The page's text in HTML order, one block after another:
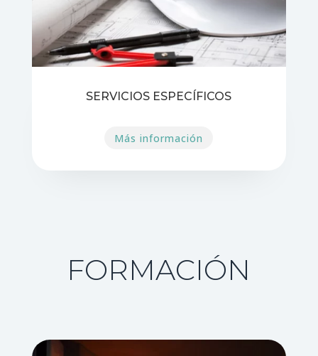
SERVICIOS ESPECÍFICOS
Más información
FORMACIÓN